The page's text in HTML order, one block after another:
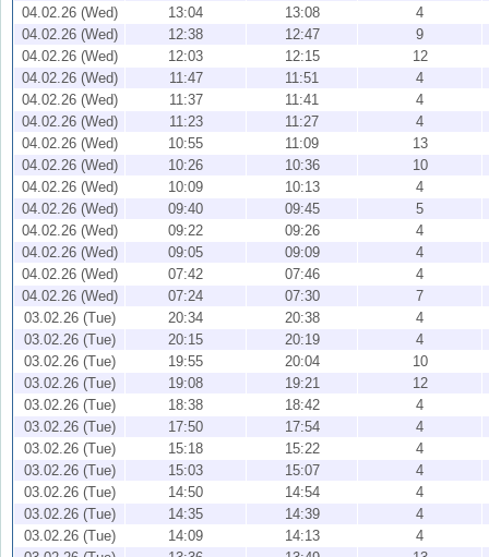
04.02.26 (Wed)
13:04 13:08
4
04.02.26 (Wed)
12:38 12:47
9
04.02.26 (Wed)
12:03 12:15
12
04.02.26 (Wed)
11:47 11:51
4
04.02.26 (Wed)
11:37 11:41
4
04.02.26 (Wed)
11:23 11:27
4
04.02.26 (Wed)
10:55 11:09
13
04.02.26 (Wed)
10:26 10:36
10
04.02.26 (Wed)
10:09 10:13
4
04.02.26 (Wed)
09:40 09:45
5
04.02.26 (Wed)
09:22 09:26
4
04.02.26 (Wed)
09:05 09:09
4
04.02.26 (Wed)
07:42 07:46
4
04.02.26 (Wed)
07:24 07:30
7
03.02.26 (Tue)
20:34 20:38
4
03.02.26 (Tue)
20:15 20:19
4
03.02.26 (Tue)
19:55 20:04
10
03.02.26 (Tue)
19:08 19:21
12
03.02.26 (Tue)
18:38 18:42
4
03.02.26 (Tue)
17:50 17:54
4
03.02.26 (Tue)
15:18 15:22
4
03.02.26 (Tue)
15:03 15:07
4
03.02.26 (Tue)
14:50 14:54
4
03.02.26 (Tue)
14:35 14:39
4
03.02.26 (Tue)
14:09 14:13
4